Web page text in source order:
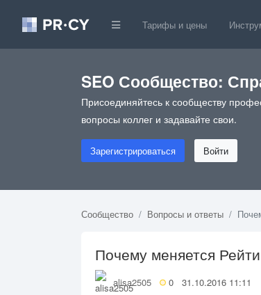
Тарифы и цены
SEO Сообщество:
Присоединяйтесь к сообществу
вопросы коллег и задавайте свои.
Зарегистрироваться Войти
Сообщество Вопросы и ответы
Почему меняется
alisa2505 0 31.10.2016 11:11